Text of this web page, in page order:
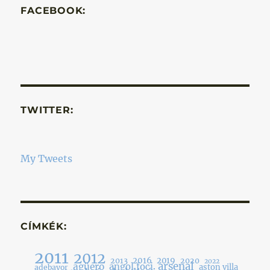
FACEBOOK:
TWITTER:
My Tweets
CÍMKÉK:
2011 2012 2013 2016 2019 2020 2022
adebayor agüero angol foci arsenal aston villa